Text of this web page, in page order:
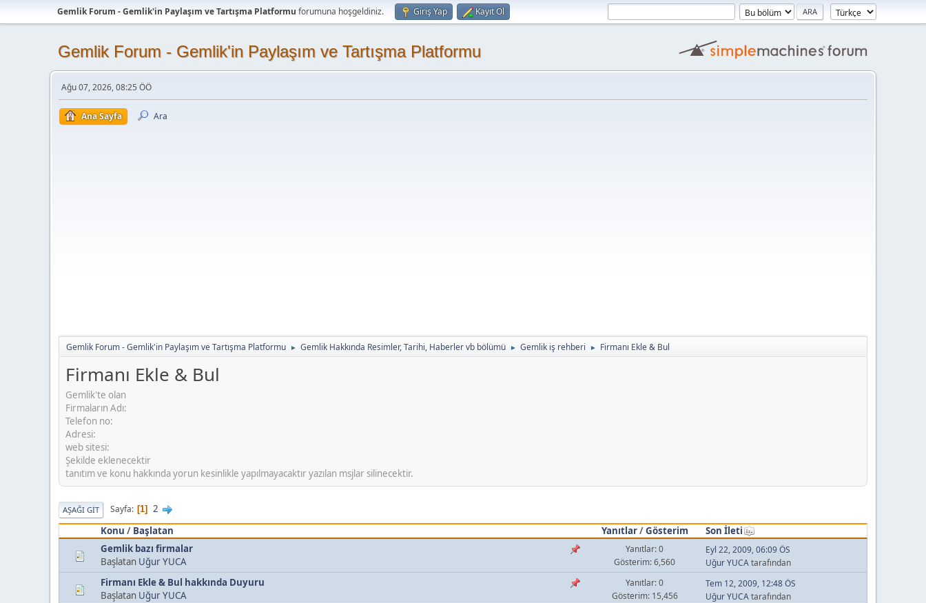
Gemlik Forum - Gemlik'in Paylaşım ve Tartışma Platformu forumuna hoşgeldiniz. Giriş Yap Kayıt Ol
Gemlik Forum - Gemlik'in Paylaşım ve Tartışma Platformu
Ağu 07, 2026, 08:25 ÖÖ
Ana Sayfa Ara
Gemlik Forum - Gemlik'in Paylaşım ve Tartışma Platformu ► Gemlik Hakkında Resimler, Tarihi, Haberler vb bölümü ► Gemlik iş rehberi ► Firmanı Ekle & Bul
Firmanı Ekle & Bul
Gemlik'te olan
Firmaların Adı:
Telefon no:
Adresi:
web sitesi:
Şekilde eklenecektir
tanıtım ve konu hakkında yorun kesinlikle yapılmayacaktır yazılan msjlar silinecektir.
AŞAĞI GIT Sayfa 1
2
Konu / Başlatan Yanıtlar/Gösterim
Son İleti
Gemlik bazı firmalar
Başlatan Uğur YUCA
Yanıtlar: 0
Gösterim: 6,560
Eyl 22, 2009, 06:09 ÖS
Uğur YUCAtarafından
Firmanı Ekle & Bul hakkında Duyuru
Başlatan Uğur YUCA
Yanıtlar: 0
Gösterim: 15,456
Tem 12, 2009, 12:48 ÖS
Uğur YUCAtarafından